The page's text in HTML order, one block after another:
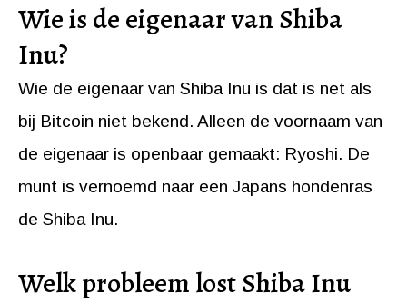
Wie is de eigenaar van Shiba
Inu?
Wie de eigenaar van Shiba Inu is dat is net als
bij Bitcoin niet bekend. Alleen de voornaam van
de eigenaar is openbaar gemaakt: Ryoshi. De
munt is vernoemd naar een Japans hondenras
de Shiba Inu.
Welk probleem lost Shiba Inu